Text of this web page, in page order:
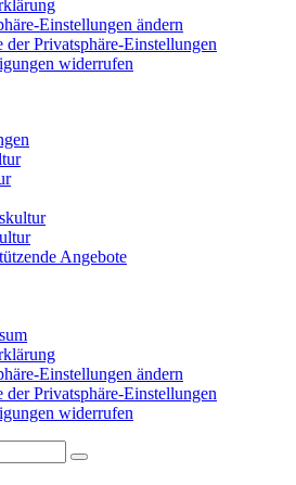
Einstel­lungen ändern
der Privat­sphäre-Einstel­lungen
wider­rufen
Angebote
Einstel­lungen ändern
der Privat­sphäre-Einstel­lungen
wider­rufen